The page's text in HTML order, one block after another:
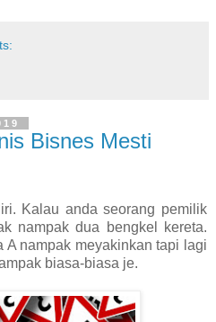
Bisnes Mesti
Kalau anda seorang pemilik
nampak dua bengkel kereta.
A nampak meyakinkan tapi lagi
biasa-biasa je.